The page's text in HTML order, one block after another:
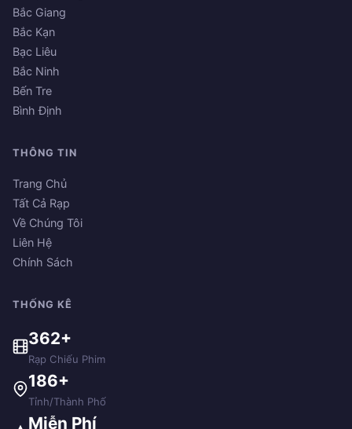
Bắc Giang
Bắc Kạn
Bạc Liêu
Bắc Ninh
Bến Tre
Bình Định
THÔNG TIN
Trang Chủ
Tất Cả Rạp
Về Chúng Tôi
Liên Hệ
Chính Sách
THỐNG KÊ
362+
Rạp Chiếu Phim
186+
Tỉnh/Thành Phố
Miễn Phí